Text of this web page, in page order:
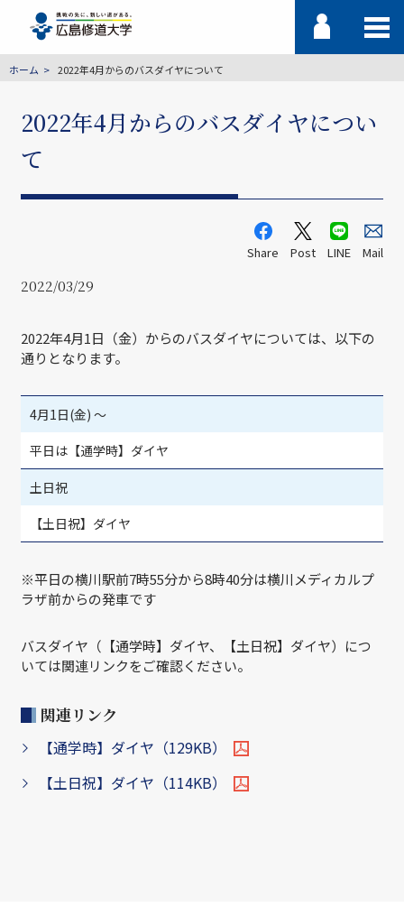
ホーム 2022年4月からのバスダイヤについて
2022年4月からのバスダイヤについ
て
Share Post LINE Mail
2022/03/29
2022年4月1日（金）からのバスダイヤについては、以下の
通りとなります。
4月1日(金) ～
平日は【通学時】ダイヤ
土日祝
【土日祝】ダイヤ
※平日の横川駅前7時55分から8時40分は横川メディカルプ
ラザ前からの発車です
バスダイヤ（【通学時】ダイヤ、【土日祝】ダイヤ）につ
いては関連リンクをご確認ください。
関連リンク
【通学時】ダイヤ（129KB）
【土日祝】ダイヤ（114KB）